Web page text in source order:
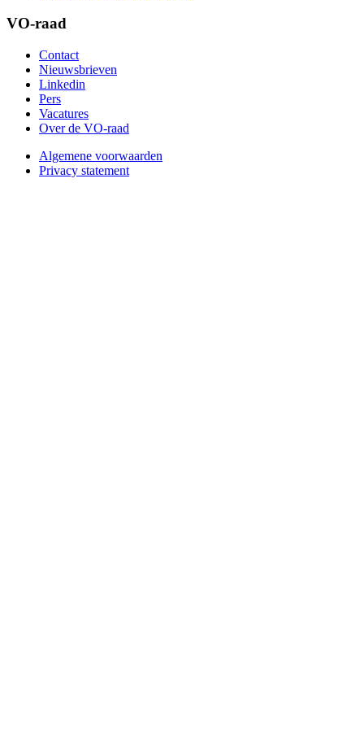
VO-raad
Contact
Nieuwsbrieven
Linkedin
Pers
Vacatures
Over de VO-raad
Algemene voorwaarden
Privacy statement